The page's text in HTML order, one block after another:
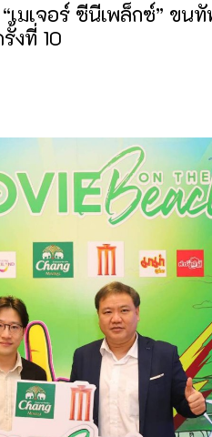
เมเจอร์ ซีนีเพล็กซ์” ขน
งที่ 10